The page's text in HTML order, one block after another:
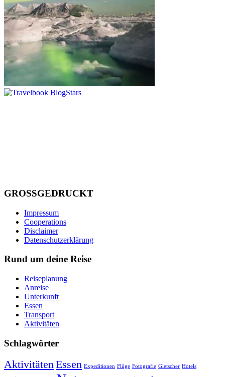
GROSSGEDRUCKT
Impressum
Cooperations
Disclaimer
Datenschutzerklärung
Rund um deine Reise
Reiseplanung
Anreise
Unterkunft
Essen
Transport
Aktivitäten
Schlagwörter
Aktivitäten Essen Expeditionen Flüge Fotografie Gletscher Hotels